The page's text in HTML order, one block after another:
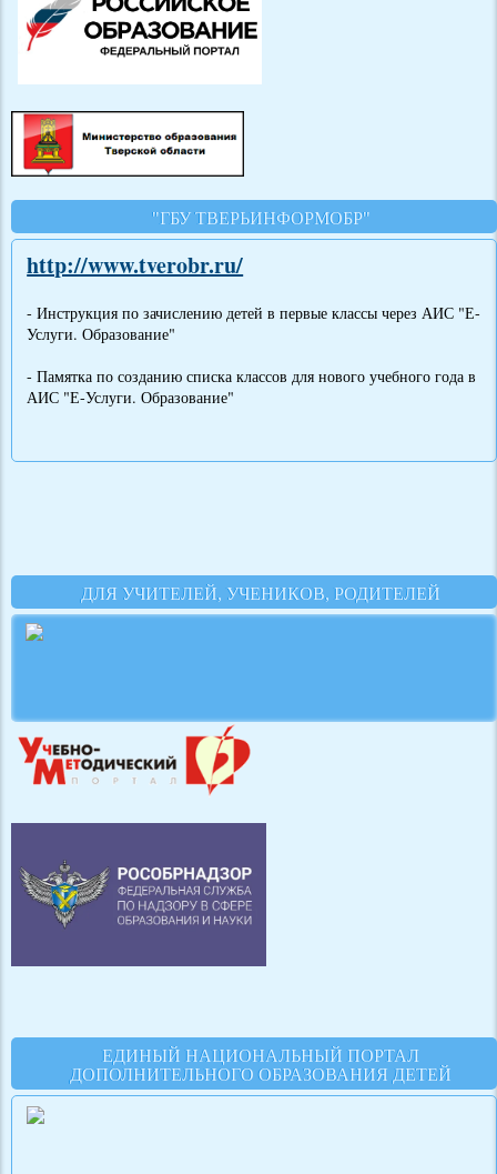
"ГБУ ТВЕРЬИНФОРМОБР"
http://www.tverobr.ru/
- Инструкция по зачислению детей в первые классы через АИС "Е-
Услуги. Образование"
- Памятка по созданию списка классов для нового учебного года в
АИС "Е-Услуги. Образование"
ДЛЯ УЧИТЕЛЕЙ, УЧЕНИКОВ, РОДИТЕЛЕЙ
ЕДИНЫЙ НАЦИОНАЛЬНЫЙ ПОРТАЛ
ДОПОЛНИТЕЛЬНОГО ОБРАЗОВАНИЯ ДЕТЕЙ